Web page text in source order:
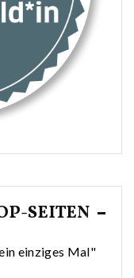
SEITEN
einziges Mal"